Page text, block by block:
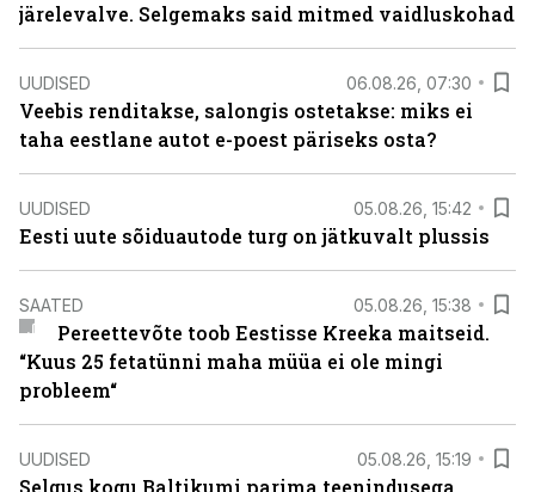
järelevalve. Selgemaks said mitmed vaidluskohad
UUDISED 06.08.26, 07:30
Veebis renditakse, salongis ostetakse: miks ei
taha eestlane autot e-poest päriseks osta?
UUDISED 05.08.26, 15:42
Eesti uute sõiduautode turg on jätkuvalt plussis
SAATED 05.08.26, 15:38
Pereettevõte toob Eestisse Kreeka maitseid.
“Kuus 25 fetatünni maha müüa ei ole mingi
probleem“
UUDISED 05.08.26, 15:19
Selgus kogu Baltikumi parima teenindusega